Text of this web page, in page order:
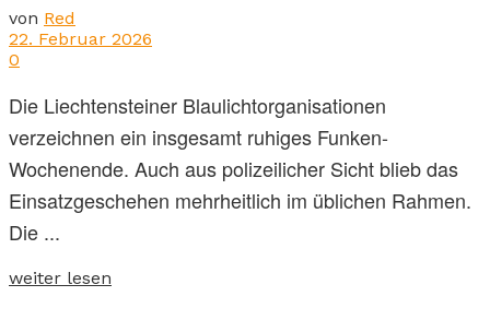
von Red
22. Februar 2026
0
Die Liechtensteiner Blaulichtorganisationen
verzeichnen ein insgesamt ruhiges Funken-
Wochenende. Auch aus polizeilicher Sicht blieb das
Einsatzgeschehen mehrheitlich im üblichen Rahmen.
Die ...
weiter lesen